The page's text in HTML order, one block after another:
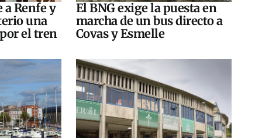
Renfe y
una
el tren
El BNG exige la puesta en
marcha de un bus directo a
Covas y Esmelle